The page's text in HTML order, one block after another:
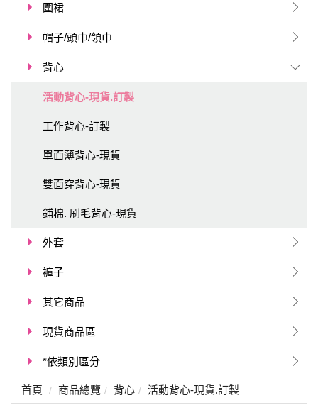
圍裙
帽子/頭巾/領巾
背心
活動背心-現貨.訂製
工作背心-訂製
單面薄背心-現貨
雙面穿背心-現貨
鋪棉. 刷毛背心-現貨
外套
褲子
其它商品
現貨商品區
*依類別區分
首頁 商品總覽 背心 活動背心-現貨.訂製